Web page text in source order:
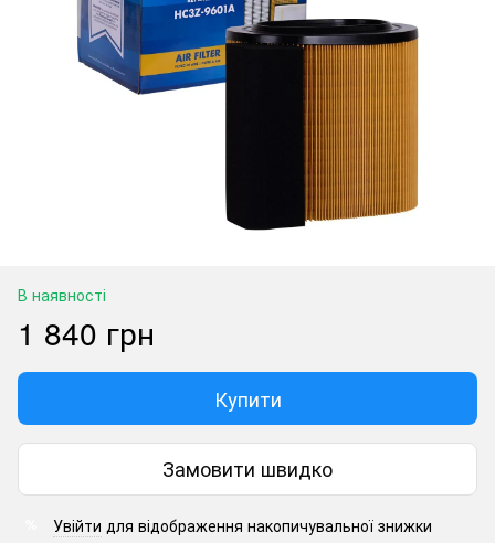
В наявності
1 840 грн
Купити
Замовити швидко
Увійти для відображення накопичувальної знижки